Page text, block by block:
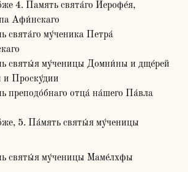
4. Память свята́го Иерофе́я,
Афи́нскаго
свята́го му́ченика Петра́
святы́я му́ченицы Домни́ны и дще́рей
и Проску́дии
преподо́бнаго отца́ на́шего Па́вла
5. Па́мять святы́я му́ченицы
святы́я му́ченицы Маме́лхфы